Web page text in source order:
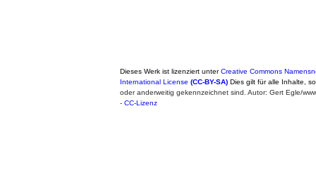
Dieses Werk ist lizenziert unterCreative Commons
International License (CC-BY-SA) Dies gilt für alle Inhalte,
oder anderweitig gekennzeichnet sind. Autor: Gert Egle/
- CC-Lizenz